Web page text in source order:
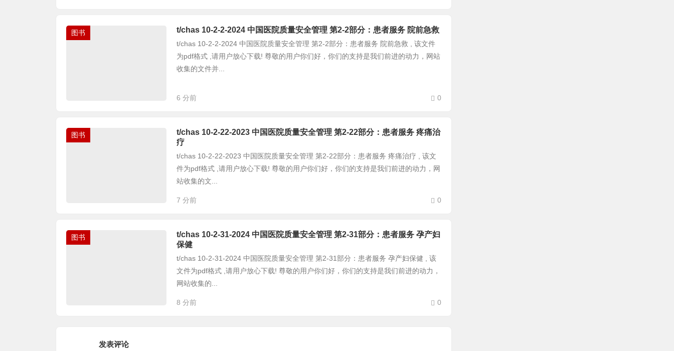
图书 t/chas 10-2-2-2024 中国医院质量安全管理 第2-2部分：患者服务 院前急救
t/chas 10-2-2-2024 中国医院质量安全管理 第2-2部分：患者服务 院前急救 , 该文件
为pdf格式 ,请用户放心下载! 尊敬的用户你们好，你们的支持是我们前进的动力，网站
收集的文件并...
6 分前 0
图书
t/chas 10-2-22-2023 中国医院质量安全管理 第2-22部分：患者服务 疼痛治
疗
t/chas 10-2-22-2023 中国医院质量安全管理 第2-22部分：患者服务 疼痛治疗 , 该文
件为pdf格式 ,请用户放心下载! 尊敬的用户你们好，你们的支持是我们前进的动力，网
站收集的文...
7 分前 0
图书
t/chas 10-2-31-2024 中国医院质量安全管理 第2-31部分：患者服务 孕产妇
保健
t/chas 10-2-31-2024 中国医院质量安全管理 第2-31部分：患者服务 孕产妇保健 , 该
文件为pdf格式 ,请用户放心下载! 尊敬的用户你们好，你们的支持是我们前进的动力，
网站收集的...
8 分前 0
发表评论